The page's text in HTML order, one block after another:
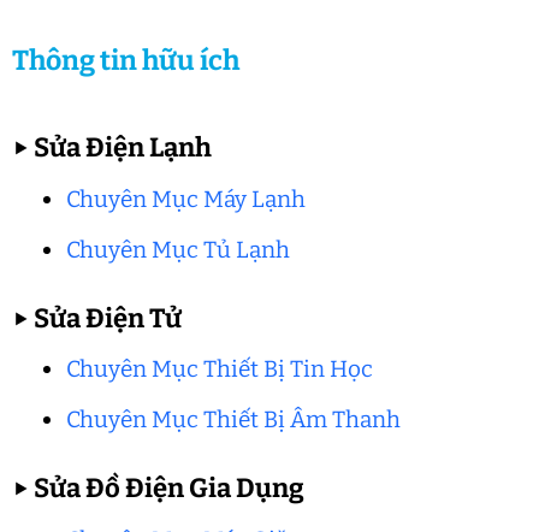
Thông tin hữu ích
▶ Sửa Điện Lạnh
Chuyên Mục Máy Lạnh
Chuyên Mục Tủ Lạnh
▶ Sửa Điện Tử
Chuyên Mục Thiết Bị Tin Học
Chuyên Mục Thiết Bị Âm Thanh
▶ Sửa Đồ Điện Gia Dụng